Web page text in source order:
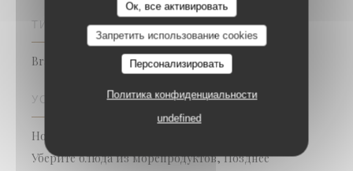
Ок, все активировать
Запретить использование cookies
Персонализировать
Политика конфиденциальности
undefined
ТИП ЗАВЕДЕНИЯ
Brasserie - Restaurant
УСЛУГИ
Номер с кондиционером, Бесплатный вай-фай,
Уберите блюда из морепродуктов, Позднее